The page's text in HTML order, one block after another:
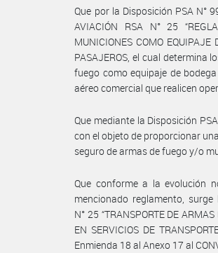
Que por la Disposición PSA N°
AVIACIÓN RSA N° 25
MUNICIONES COMO EQUIPAJE
PASAJEROS, el cual determina
fuego como equipaje de
aéreo comercial que realicen
Que mediante la Disposición
con el objeto de proporcionar
seguro de armas de fuego y/o
Que conforme a la evolución
mencionado reglamento,
N° 25 “TRANSPORTE DE
EN SERVICIOS DE
Enmienda 18 al Anexo 17 al